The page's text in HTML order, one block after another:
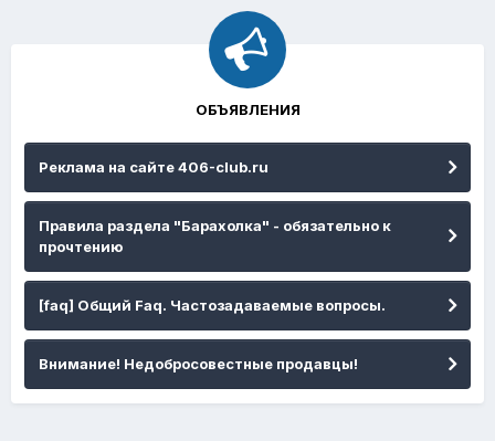
ОБЪЯВЛЕНИЯ
Реклама на сайте 406-club.ru
Правила раздела "Барахолка" - обязательно к
прочтению
[faq] Общий Faq. Частозадаваемые вопросы.
Внимание! Недобросовестные продавцы!